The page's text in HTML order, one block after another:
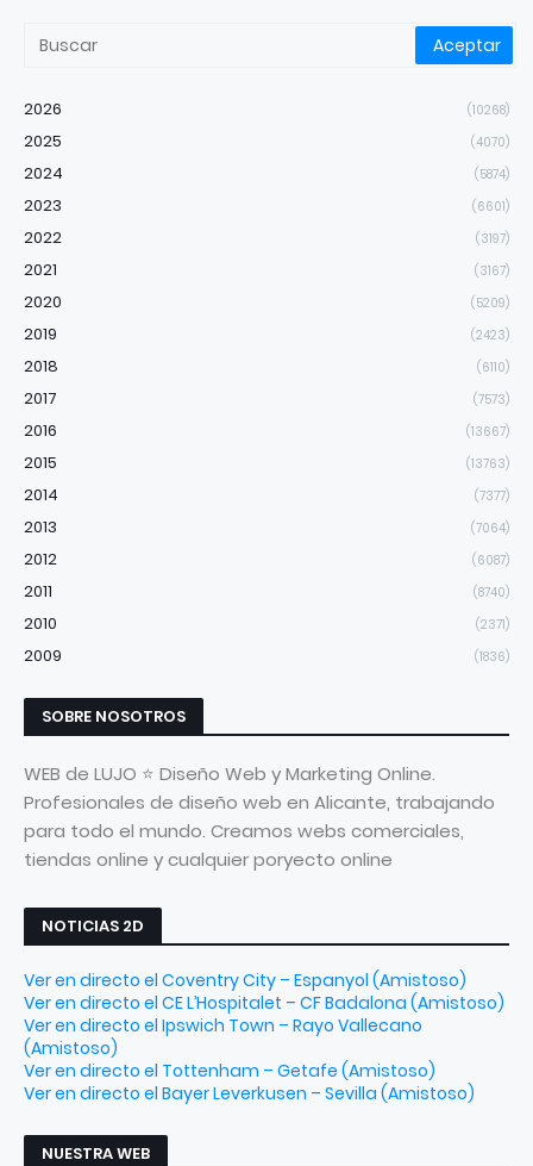
2026 (10268)
2025 (4070)
2024 (5874)
2023 (6601)
2022 (3197)
2021 (3167)
2020 (5209)
2019 (2423)
2018 (6110)
2017 (7573)
2016 (13667)
2015 (13763)
2014 (7377)
2013 (7064)
2012 (6087)
2011 (8740)
2010 (2371)
2009 (1836)
SOBRE NOSOTROS
WEB de LUJO ⭐ Diseño Web y Marketing Online.
Profesionales de diseño web en Alicante, trabajando
para todo el mundo. Creamos webs comerciales,
tiendas online y cualquier poryecto online
NOTICIAS 2D
Ver en directo el Coventry City – Espanyol (Amistoso)
Ver en directo el CE L’Hospitalet – CF Badalona (Amistoso)
Ver en directo el Ipswich Town – Rayo Vallecano
(Amistoso)
Ver en directo el Tottenham – Getafe (Amistoso)
Ver en directo el Bayer Leverkusen – Sevilla (Amistoso)
NUESTRA WEB